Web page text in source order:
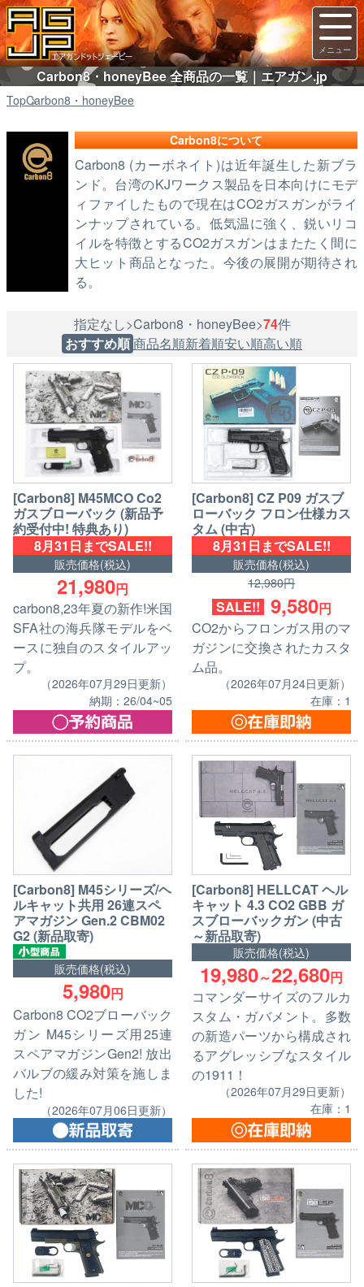
Carbon8・honeyBee 全商品の一覧｜エアガン.jp
TopCarbon8・honeyBee
Carbon8について
Carbon8 (カーボネイト)は近年誕生した新ブラ
ンド。台湾のKJワークス製品を日本向けにモデ
ィファイしたもので現在はCO2ガスガンがライ
ンナップされている。低気温に強く、鋭いリコ
イルを特徴とするCO2ガスガンはまたたく間に
大ヒット商品となった。今後の展開が期待され
る。
指定なし>Carbon8・honeyBee>74件
おすすめ順商品名順新着順安い順高い順
[Carbon8] M45MCO Co2
ガスブローバック (新品予
約受付中! 特典あり)
8月31日までSALE!!
販売価格(税込)
21,980円
carbon8,23年夏の新作!米国
SFA社の海兵隊モデルをベ
ースに独自のスタイルアッ
プ。
（2026年07月29日更新）
納期：26/04~05
[Carbon8] CZ P09 ガスブ
ローバック フロン仕様カス
タム (中古)
8月31日までSALE!!
販売価格(税込)
12,980円
SALE!! 9,580円
CO2からフロンガス用のマ
ガジンに交換されたカスタ
ム品。
（2026年07月24日更新）
在庫：1
[Carbon8] M45シリーズ/ヘ
ルキャット共用 26連スペ
アマガジン Gen.2 CBM02
G2 (新品取寄)
販売価格(税込)
5,980円
Carbon8 CO2ブローバック
ガン M45シリーズ用25連
スペアマガジンGen2! 放出
バルブの緩み対策を施しま
した!
（2026年07月06日更新）
[Carbon8] HELLCAT ヘル
キャット 4.3 CO2 GBB ガ
スブローバックガン (中古
～新品取寄)
販売価格(税込)
19,980～22,680円
コマンダーサイズのフルカ
スタム・ガバメント。多数
の新造パーツから構成され
るアグレッシブなスタイル
の1911！
（2026年07月29日更新）
在庫：1